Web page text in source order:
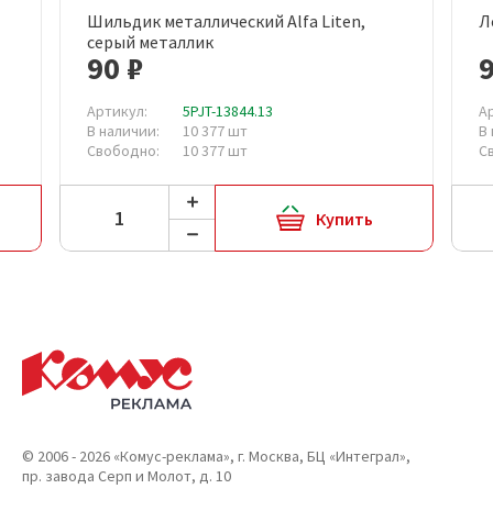
Шильдик металлический Alfa Liten,
серый металлик
90 ₽
Артикул:
5PJT-13844.13
В наличии:
10 377 шт
Свободно:
10 377 шт
Купить
В
© 2006 - 2026 «Комус-реклама», г. Москва, БЦ «Интеграл»,
пр. завода Серп и Молот, д. 10